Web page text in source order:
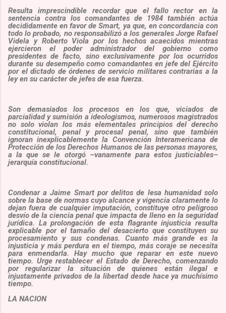
Resulta imprescindible recordar que el fallo rector en la
sentencia contra los comandantes de 1984 también actúa
decididamente en favor de Smart, ya que, en concordancia con
todo lo probado, no responsabilizó a los generales Jorge Rafael
Videla y Roberto Viola por los hechos acaecidos mientras
ejercieron el poder administrador del gobierno como
presidentes de facto, sino exclusivamente por los ocurridos
durante su desempeño como comandantes en jefe del Ejército
por el dictado de órdenes de servicio militares contrarias a la
ley en su carácter de jefes de esa fuerza.
Son demasiados los procesos en los que, viciados de
parcialidad y sumisión a ideologismos, numerosos magistrados
no solo violan los más elementales principios del derecho
constitucional, penal y procesal penal, sino que también
ignoran inexplicablemente la Convención Interamericana de
Protección de los Derechos Humanos de las personas mayores,
a la que se le otorgó –vanamente para estos justiciables–
jerarquía constitucional.
Condenar a Jaime Smart por delitos de lesa humanidad solo
sobre la base de normas cuyo alcance y vigencia claramente lo
dejan fuera de cualquier imputación, constituye otro peligroso
desvío de la ciencia penal que impacta de lleno en la seguridad
jurídica. La prolongación de esta flagrante injusticia resulta
explicable por el tamaño del desacierto que constituyen su
procesamiento y sus condenas. Cuanto más grande es la
injusticia y más perdura en el tiempo, más coraje se necesita
para enmendarla. Hay mucho que reparar en este nuevo
tiempo. Urge restablecer el Estado de Derecho, comenzando
por regularizar la situación de quienes están ilegal e
injustamente privados de la libertad desde hace ya muchísimo
tiempo.
LA NACION